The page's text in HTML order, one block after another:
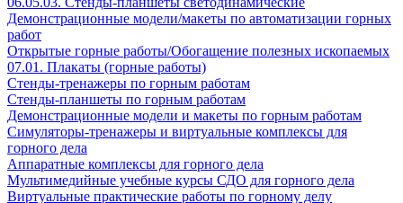
Демонстрационные модели/макеты по автоматизации горных
работ
Открытые горные работы/Обогащение полезных ископаемых
07.01. Плакаты (горные работы)
Стенды-тренажеры по горным работам
Стенды-планшеты по горным работам
Демонстрационные модели и макеты по горным работам
Симуляторы-тренажеры и виртуальные комплексы для
горного дела
Аппаратные комплексы для горного дела
Мультимедийные учебные курсы СДО для горного дела
Виртуальные практические работы по горному делу